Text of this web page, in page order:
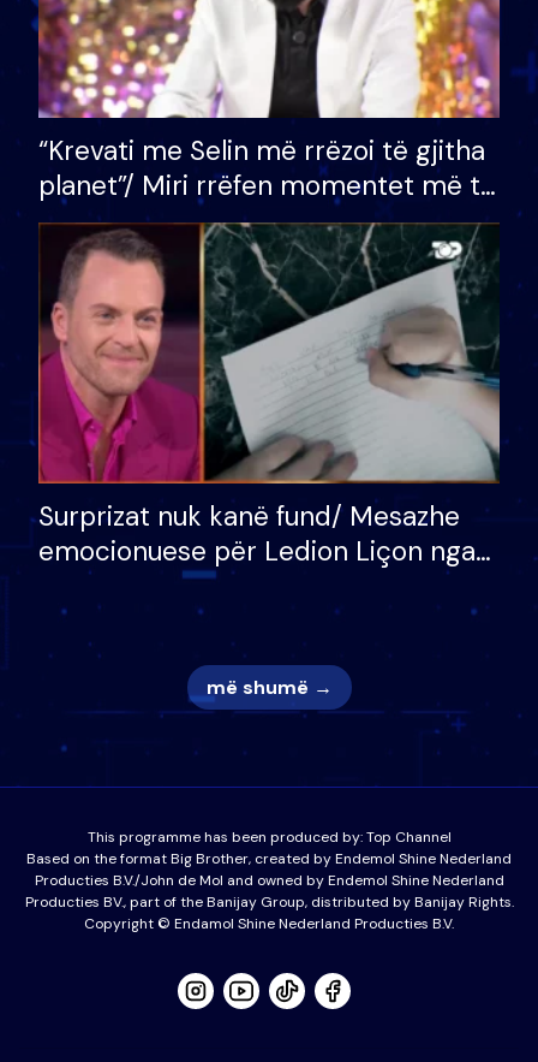
“Krevati me Selin më rrëzoi të gjitha
planet”/ Miri rrëfen momentet më të
bukura në shtëpinë e BB VIP: Do më
mungojë zilja e mëngjesit kur…
Surprizat nuk kanë fund/ Mesazhe
emocionuese për Ledion Liçon nga
nëna dhe fëmijët e tij, moderatori
nuk i mban dot lotët: Nuk meritoj…
më shumë →
This programme has been produced by:Top Channel
Based on the format Big Brother, created by Endemol Shine Nederland
Producties B.V./John de Mol and owned by Endemol Shine Nederland
Producties BV., part of the Banijay Group, distributed by Banijay Rights.
Copyright © Endamol Shine Nederland Producties B.V.